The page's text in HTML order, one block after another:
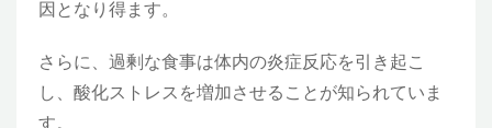
因となり得ます。
さらに、過剰な食事は体内の炎症反応を引き起こ
し、酸化ストレスを増加させることが知られていま
す。